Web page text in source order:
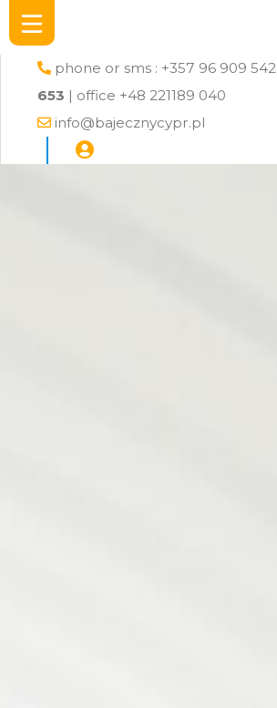
phone or sms : +357 96 909 542
653 | office +48 221189 040
info@bajecznycypr.pl